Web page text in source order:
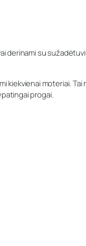
derinami su
kiekvienai moteriai.
progai.